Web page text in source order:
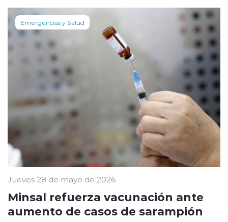
Emergencias y Salud
Jueves 28 de mayo de 2026
Minsal refuerza vacunación ante
aumento de casos de sarampión